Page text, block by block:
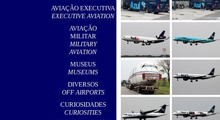
AVIAÇÃO EXECUTIVA
EXECUTIVE AVIATION
AVIAÇÃO
MILITAR
MILITARY
AVIATION
MUSEUS
MUSEUMS
DIVERSOS
OFF AIRPORTS
CURIOSIDADES
CURIOSITIES